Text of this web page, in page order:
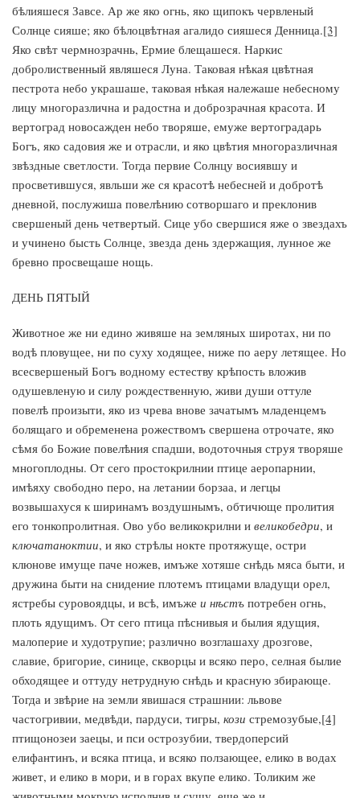
бѣлияшеся Завсе. Ар же яко огнь, яко щипокъ червленый
Солнце сияше; яко бѣлоцвѣтная агалидо сияшеся Денница.[3]
Яко свѣт чермнозрачнь, Ермие блещашеся. Наркис
добролиственный являшеся Луна. Таковая нѣкая цвѣтная
пестрота небо украшаше, таковая нѣкая належаше небесному
лицу многоразлична и радостна и доброзрачная красота. И
вертоград новосажден небо творяше, емуже вертоградарь
Богъ, яко садовия же и отрасли, и яко цвѣтия многоразличная
звѣздные светлости. Тогда первие Солнцу восиявшу и
просветившуся, явльши же ся красотѣ небесней и добротѣ
дневной, послужиша повелѣнию сотворшаго и преклонив
свершеный день четвертый. Сице убо свершися яже о звездахъ
и учинено бысть Солнце, звезда день здержащия, лунное же
бревно просвещаше нощь.
ДЕНЬ ПЯТЫЙ
Животное же ни едино живяше на земляных широтах, ни по
водѣ пловущее, ни по суху ходящее, ниже по аеру летящее. Но
всесвершеный Богъ водному естеству крѣпость вложив
одушевленую и силу рождественную, живи души оттуле
повелѣ произыти, яко из чрева внове зачатымъ младенцемъ
болящаго и обременена рожествомъ свершена отрочате, яко
сѣмя бо Божие повелѣния спадши, водоточныя струя творяше
многоплодны. От сего простокрилнии птице аеропарнии,
имѣяху свободно перо, на летании борзаа, и легцы
возвышахуся к ширинамъ воздушнымъ, обтичюще пролития
его тонкопролитная. Ово убо великокрилни и великобедри, и
ключатаноктии, и яко стрѣлы нокте протяжуще, остри
клюнове имуще паче ножев, имъже хотяше снѣдь мяса быти, и
дружина быти на снидение плотемъ птицами владущи орел,
ястребы суровоядцы, и всѣ, имъже и нѣстъ потребен огнь,
плоть ядущимъ. От сего птица пѣснивыя и былия ядущия,
малоперие и худотрупие; различно возглашаху дрозгове,
славие, бригорие, синице, скворцы и всяко перо, селная былие
обходящее и оттуду нетрудную снѣдь и красную збирающе.
Тогда и звѣрие на земли явишася страшнии: львове
частогривии, медвѣди, пардуси, тигры, кози стремозубые,[4]
птищонозеи заецы, и пси острозубии, твердоперсий
елифантинъ, и всяка птица, и всяко ползающее, елико в водах
живет, и елико в мори, и в горах вкупе елико. Толиким же